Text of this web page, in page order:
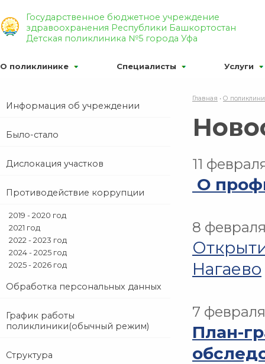
Р’РµСЂСЃРёСЏ РґР»СЏ
Р¦РІРµС‚РѕРІР°СЏ СЃС…РµРјР°:Р¦ Р¦ Р¦
Государственное бюджетное учреждение
здравоохранения Республики Башкортостан
Детская поликлиника №5 города Уфа
О поликлинике Специалисты Услуги
Информация об учреждении
Было-стало
Дислокация участков
Противодействие коррупции
2019 - 2020 год
2021 год
2022 - 2023 год
2024 - 2025 год
2025 - 2026 год
Обработка персональных данных
График работы
поликлиники(обычный режим)
Структура
Главная • О
11
О
8
Нагаево
7
План-